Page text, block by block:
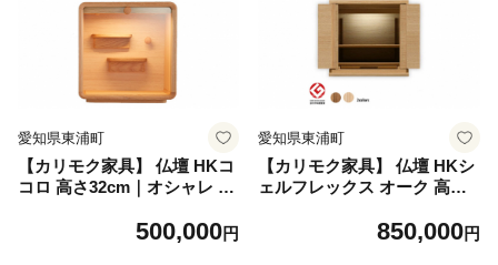
愛知県東浦町
【カリモク家具】 仏壇 HKコ
コロ 高さ32cm｜オシャレ モ
500,000円
愛知県東浦町
【カリモク家具】 仏壇 HKシ
ェルフレックス オーク 高さ4
コンパクト 天然木 国産 愛知
850,000円